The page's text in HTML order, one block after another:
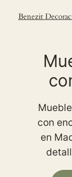
Benezit
con
en